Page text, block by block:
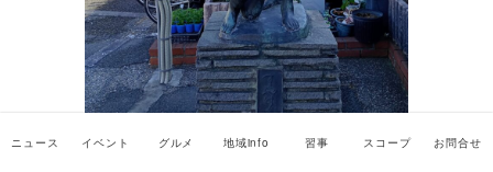
ニュース イベント グルメ 地域info 習事 スコープ お問合せ